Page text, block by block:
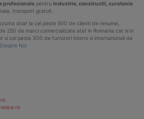
profesionale pentru industrie, constructii, curatenie
transport gratuit.
doar la cei peste 500 de clienti de renume,
250 de marci comercializate atat in Romania cat si in
si cei peste 300 de furnizori interni si internationali de
Noi